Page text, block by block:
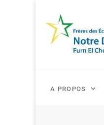
content
A PROPOS